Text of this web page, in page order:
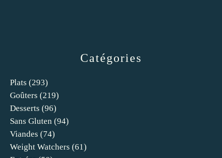
Catégories
Plats (293)
Goûters (219)
Desserts (96)
Sans Gluten (94)
Viandes (74)
Weight Watchers (61)